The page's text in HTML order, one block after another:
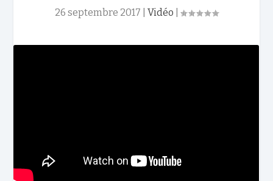
26 septembre 2017 Vidéo